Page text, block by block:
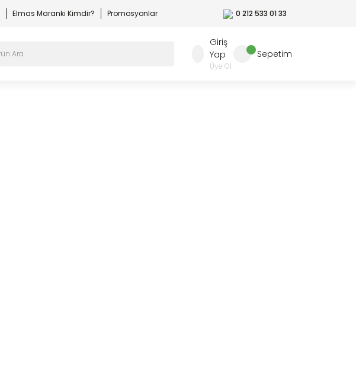
Elmas Maranki Kimdir? Promosyonlar 0 212 533 01 33
Giriş
Yap
Üye Ol
Sepetim